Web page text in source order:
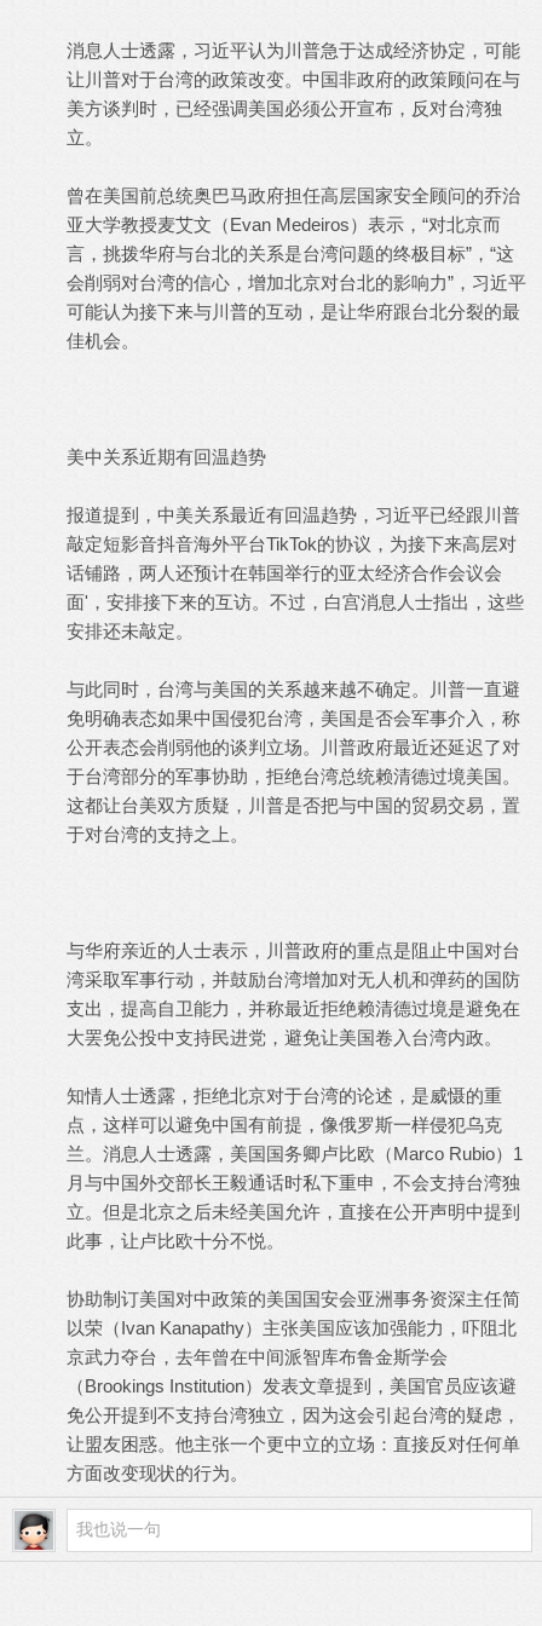
消息人士透露，习近平认为川普急于达成经济协定，可能
让川普对于台湾的政策改变。中国非政府的政策顾问在与
美方谈判时，已经强调美国必须公开宣布，反对台湾独
立。
曾在美国前总统奥巴马政府担任高层国家安全顾问的乔治
亚大学教授麦艾文（Evan Medeiros）表示，“对北京而
言，挑拨华府与台北的关系是台湾问题的终极目标”，“这
会削弱对台湾的信心，增加北京对台北的影响力”，习近平
可能认为接下来与川普的互动，是让华府跟台北分裂的最
佳机会。
美中关系近期有回温趋势
报道提到，中美关系最近有回温趋势，习近平已经跟川普
敲定短影音抖音海外平台TikTok的协议，为接下来高层对
话铺路，两人还预计在韩国举行的亚太经济合作会议会
面'，安排接下来的互访。不过，白宫消息人士指出，这些
安排还未敲定。
与此同时，台湾与美国的关系越来越不确定。川普一直避
免明确表态如果中国侵犯台湾，美国是否会军事介入，称
公开表态会削弱他的谈判立场。川普政府最近还延迟了对
于台湾部分的军事协助，拒绝台湾总统赖清德过境美国。
这都让台美双方质疑，川普是否把与中国的贸易交易，置
于对台湾的支持之上。
与华府亲近的人士表示，川普政府的重点是阻止中国对台
湾采取军事行动，并鼓励台湾增加对无人机和弹药的国防
支出，提高自卫能力，并称最近拒绝赖清德过境是避免在
大罢免公投中支持民进党，避免让美国卷入台湾内政。
知情人士透露，拒绝北京对于台湾的论述，是威慑的重
点，这样可以避免中国有前提，像俄罗斯一样侵犯乌克
兰。消息人士透露，美国国务卿卢比欧（Marco Rubio）1
月与中国外交部长王毅通话时私下重申，不会支持台湾独
立。但是北京之后未经美国允许，直接在公开声明中提到
此事，让卢比欧十分不悦。
协助制订美国对中政策的美国国安会亚洲事务资深主任简
以荣（Ivan Kanapathy）主张美国应该加强能力，吓阻北
京武力夺台，去年曾在中间派智库布鲁金斯学会
（Brookings Institution）发表文章提到，美国官员应该避
免公开提到不支持台湾独立，因为这会引起台湾的疑虑，
让盟友困惑。他主张一个更中立的立场：直接反对任何单
方面改变现状的行为。